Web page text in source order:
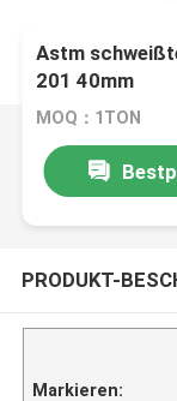
Astm
201 40mm
MOQ：1TON
PRODUKT-
Markieren: